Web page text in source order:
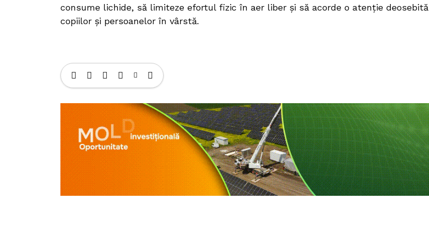
consume lichide, să limiteze efortul fizic în aer liber și să acorde o atenție deosebită
copiilor și persoanelor în vârstă.